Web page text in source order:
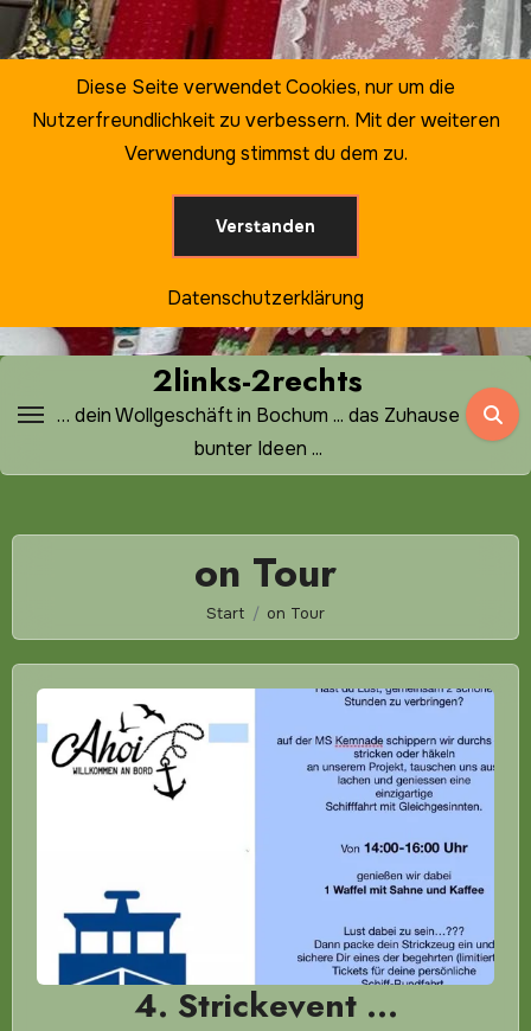
Zum
Inhalt
2links-2rechts
… dein Wollgeschäft in Bochum ... das Zuhause
bunter Ideen ...
on Tour
Start on Tour
4. Strickevent …
Diese Seite verwendet Cookies, nur um die
Nutzerfreundlichkeit zu verbessern. Mit der weiteren
Verwendung stimmst du dem zu.
Verstanden
Datenschutzerklärung